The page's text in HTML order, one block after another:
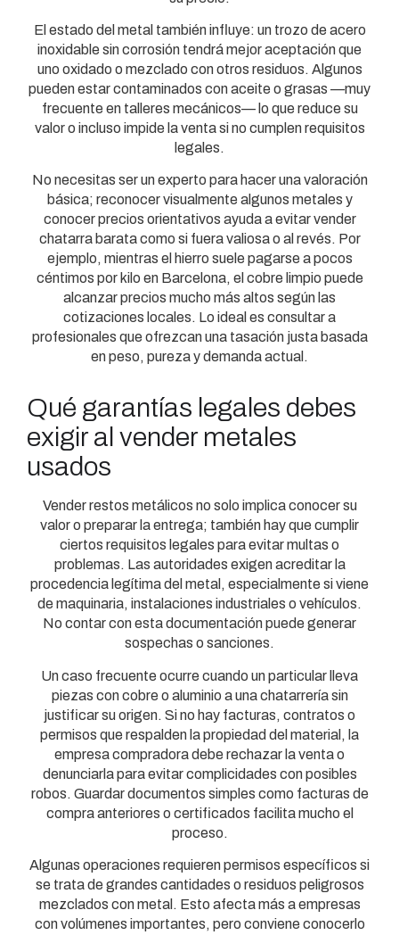
El estado del metal también influye: un trozo de acero
inoxidable sin corrosión tendrá mejor aceptación que
uno oxidado o mezclado con otros residuos. Algunos
pueden estar contaminados con aceite o grasas —muy
frecuente en talleres mecánicos— lo que reduce su
valor o incluso impide la venta si no cumplen requisitos
legales.
No necesitas ser un experto para hacer una valoración
básica; reconocer visualmente algunos metales y
conocer precios orientativos ayuda a evitar vender
chatarra barata como si fuera valiosa o al revés. Por
ejemplo, mientras el hierro suele pagarse a pocos
céntimos por kilo en Barcelona, el cobre limpio puede
alcanzar precios mucho más altos según las
cotizaciones locales. Lo ideal es consultar a
profesionales que ofrezcan una tasación justa basada
en peso, pureza y demanda actual.
Qué garantías legales debes
exigir al vender metales
usados
Vender restos metálicos no solo implica conocer su
valor o preparar la entrega; también hay que cumplir
ciertos requisitos legales para evitar multas o
problemas. Las autoridades exigen acreditar la
procedencia legítima del metal, especialmente si viene
de maquinaria, instalaciones industriales o vehículos.
No contar con esta documentación puede generar
sospechas o sanciones.
Un caso frecuente ocurre cuando un particular lleva
piezas con cobre o aluminio a una chatarrería sin
justificar su origen. Si no hay facturas, contratos o
permisos que respalden la propiedad del material, la
empresa compradora debe rechazar la venta o
denunciarla para evitar complicidades con posibles
robos. Guardar documentos simples como facturas de
compra anteriores o certificados facilita mucho el
proceso.
Algunas operaciones requieren permisos específicos si
se trata de grandes cantidades o residuos peligrosos
mezclados con metal. Esto afecta más a empresas
con volúmenes importantes, pero conviene conocerlo